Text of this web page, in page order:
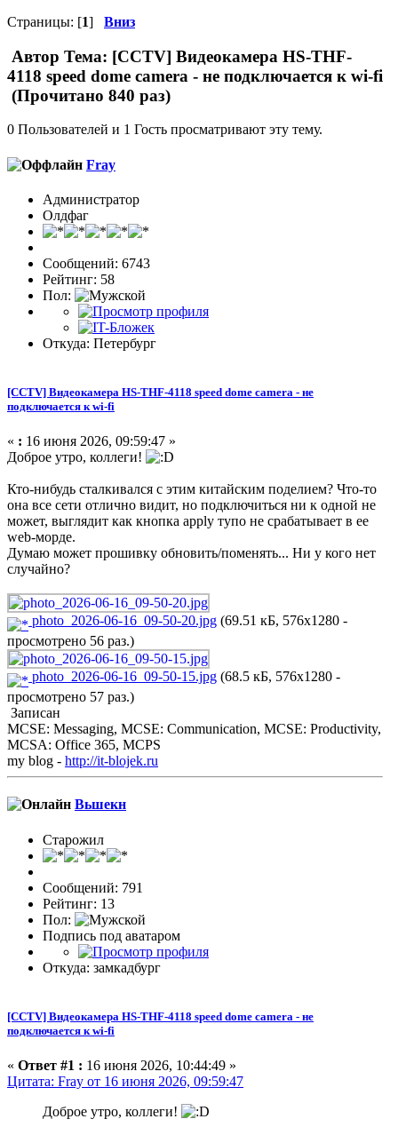
Страницы: [1] Вниз
Автор Тема: [CCTV] Видеокамера HS-THF-
4118 speed dome camera - не подключается к wi-fi
(Прочитано 840 раз)
0 Пользователей и 1 Гость просматривают эту тему.
Fray
Администратор
Олдфаг
Сообщений: 6743
Рейтинг: 58
Пол:
Откуда: Петербург
[CCTV] Видеокамера HS-THF-4118 speed dome camera - не
подключается к wi-fi
« : 16 июня 2026, 09:59:47 »
Доброе утро, коллеги!
Кто-нибудь сталкивался с этим китайским поделием? Что-то
она все сети отлично видит, но подключиться ни к одной не
может, выглядит как кнопка apply тупо не срабатывает в ее
web-морде.
Думаю может прошивку обновить/поменять... Ни у кого нет
случайно?
photo_2026-06-16_09-50-20.jpg (69.51 кБ, 576x1280 -
просмотрено 56 раз.)
photo_2026-06-16_09-50-15.jpg (68.5 кБ, 576x1280 -
просмотрено 57 раз.)
Записан
MCSE: Messaging, MCSE: Communication, MCSE: Productivity,
MCSA: Office 365, MCPS
my blog - http://it-blojek.ru
Вьшекн
Старожил
Сообщений: 791
Рейтинг: 13
Пол:
Подпись под аватаром
Откуда: замкадбург
[CCTV] Видеокамера HS-THF-4118 speed dome camera - не
подключается к wi-fi
« Ответ #1 : 16 июня 2026, 10:44:49 »
Цитата: Fray от 16 июня 2026, 09:59:47
Доброе утро, коллеги!